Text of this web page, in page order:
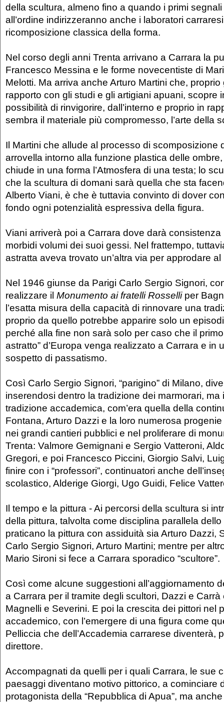
della scultura, almeno fino a quando i primi
all’ordine indirizzeranno anche i laboratori
ricomposizione classica della forma.
Nel corso degli anni Trenta arrivano a Carrara la
Francesco Messina e le forme novecentiste di
Melotti. Ma arriva anche Arturo Martini che,
rapporto con gli studi e gli artigiani apuani, scopre
possibilità di rinvigorire, dall’interno e proprio in
sembra il materiale più compromesso, l’arte della
Il Martini che allude al processo di scomposizione
arrovella intorno alla funzione plastica delle
chiude in una forma l’Atmosfera di una testa; lo
che la scultura di domani sarà quella che sta
Alberto Viani, è che è tuttavia convinto di dover
fondo ogni potenzialità espressiva della figura.
Viani arriverà poi a Carrara dove darà consistenza
morbidi volumi dei suoi gessi. Nel frattempo,
astratta aveva trovato un’altra via per approdare
Nel 1946 giunse da Parigi Carlo Sergio Signori,
realizzare il Monumento ai fratelli Rosselliper
l’esatta misura della capacità di rinnovare una
proprio da quello potrebbe apparire solo un
perché alla fine non sarà solo per caso che il
astratto” d’Europa venga realizzato a Carrara e in
sospetto di passatismo.
Così Carlo Sergio Signori, “parigino” di Milano,
inserendosi dentro la tradizione dei marmorari, ma
tradizione accademica, com’era quella della
Fontana, Arturo Dazzi e la loro numerosa
nei grandi cantieri pubblici e nel proliferare di
Trenta: Valmore Gemignani e Sergio Vatteroni,
Gregori, e poi Francesco Piccini, Giorgio Salvi,
finire con i “professori”, continuatori anche
scolastico, Alderige Giorgi, Ugo Guidi, Felice
Il tempo e la pittura - Ai percorsi della scultura si
della pittura, talvolta come disciplina parallela
praticano la pittura con assiduità sia Arturo Dazzi,
Carlo Sergio Signori, Arturo Martini; mentre per
Mario Sironi si fece a Carrara sporadico “scultore”.
Così come alcune suggestioni all’aggiornamento
a Carrara per il tramite degli scultori, Dazzi e
Magnelli e Severini. E poi la crescita dei pittori nel
accademico, con l’emergere di una figura come
Pelliccia che dell’Accademia carrarese diventerà,
direttore.
Accompagnati da quelli per i quali Carrara, le sue
paesaggi diventano motivo pittorico, a cominciare
protagonista della “Repubblica di Apua”, ma